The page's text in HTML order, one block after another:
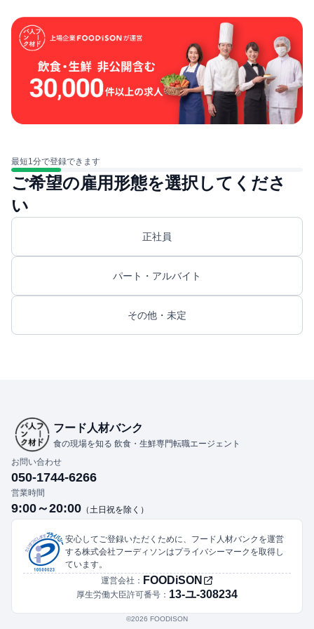
最短1分で登録できます
ご希望の雇用形態を選択してくださ
い
正社員
パート・アルバイト
その他・未定
フード人材バンク
食の現場を知る 飲食・生鮮専門転職エージェント
お問い合わせ
050-1744-6266
営業時間
9:00～20:00 （土日祝を除く）
安心してご登録いただくために、フード人材バンクを運営
する株式会社フーディソンはプライバシーマークを取得し
ています。
運営会社： FOODiSON
厚生労働大臣許可番号： 13-ユ-308234
©︎2026 FOODISON